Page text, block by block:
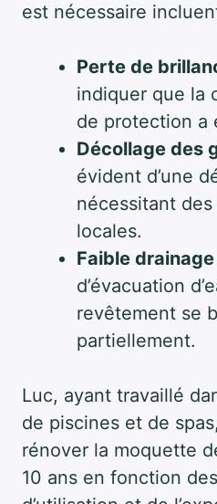
est nécessaire
Perte de
indiquer que la
de protection a
Décollage des
évident d’une
nécessitant
locales.
Faible drainage
d’évacuation
revêtement se
partiellement.
Luc, ayant travaillé
de piscines et de
rénover la moquette
10 ans en fonction